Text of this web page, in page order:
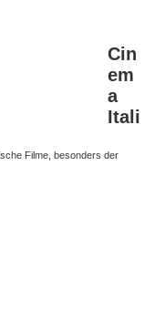
Cin
em
a
Itali
Filme, besonders der